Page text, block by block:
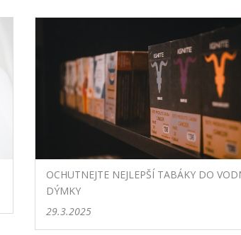
OCHUTNEJTE NEJLEPŠÍ TABÁKY DO
DÝMKY
29.3.2025